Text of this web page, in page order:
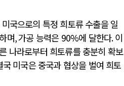
국으로의 특정 희토류 수출을 일
며,가공 능력은 90%에 달한다.이
나라로부터 희토류를 충분히 확보
국 미국은 중국과 협상을 벌여 희토